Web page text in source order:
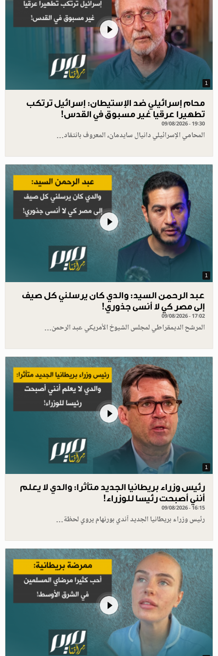
1
محام إسرائيلي ضد الإستيطان: إسرائيل ترتكب
تطهيرا عرقيا غير مسبوق في القدس!
09/08/2026 - 19:30
المحامي الإسرائيلي دانيال سايدمان، المعروف بانتقاد…
1
عبد الرحمن السيد: والدي كان يرسلني كل صيف
إلى مصر كي لا أنسى جذوري!
09/08/2026 - 17:02
المرشح الديمقراطي لمجلس الشيوخ الأمريكي عبد الرحمن…
1
رئيس وزراء بريطانيا الجديد متأثرا: والدي لا يعلم
أنني أصبحت رئيسا للوزراء!
09/08/2026 - 16:15
رئيس وزراء بريطانيا الجديد آندي بورنهام يروي لحظة…